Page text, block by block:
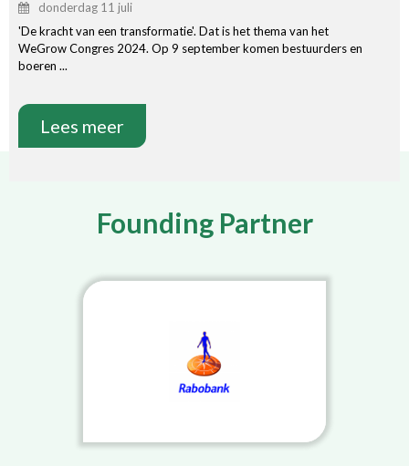
donderdag 11 juli
'De kracht van een transformatie'. Dat is het thema van het
WeGrow Congres 2024. Op 9 september komen bestuurders en
boeren ...
Lees meer
Founding Partner